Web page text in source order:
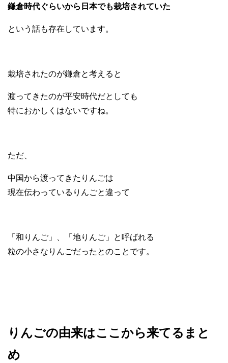
鎌倉時代ぐらいから日本でも栽培されていた
という話も存在しています。
栽培されたのが鎌倉と考えると
渡ってきたのが平安時代だとしても
特におかしくはないですね。
ただ、
中国から渡ってきたりんごは
現在伝わっているりんごと違って
「和りんご」、「地りんご」と呼ばれる
粒の小さなりんごだったとのことです。
りんごの由来はここから来てるまと
め